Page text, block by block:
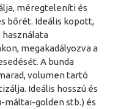
méregteleníti és
bőrét. Ideális kopott,
használata
megakadályozva a
A bunda
volumen tartó
Ideális hosszú és
máltai-golden stb.) és